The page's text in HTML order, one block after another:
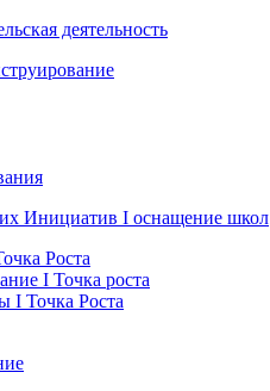
деятельность
Инициатив I оснащение школ
Роста
I Точка роста
I Точка Роста